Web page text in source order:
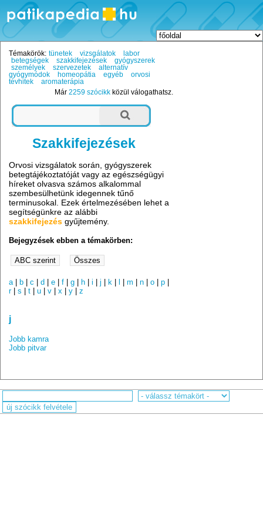
Témakörök: tünetek vizsgálatok
labor
betegségek
szakkifejezések
gyógyszerek
személyek
szervezetek
alternatív
gyógymódok
homeopátia egyéb
orvosi
tévhitek
aromaterápia
Már2259 szócikk közül válogathatsz.
Szakkifejezések
Orvosi vizsgálatok során, gyógyszerek
betegtájékoztatóját vagy az egészségügyi
híreket olvasva számos alkalommal
szembesülhetünk idegennek tűnő
terminusokal. Ezek értelmezésében lehet a
segítségünkre az alábbi
szakkifejezés gyűjtemény.
Bejegyzések ebben a témakörben:
a| b |c |d |e |f |g h |i |j k |m |n |o |p
r|s |t |u |v |x |y |z
j
Jobb kamra
Jobb pitvar